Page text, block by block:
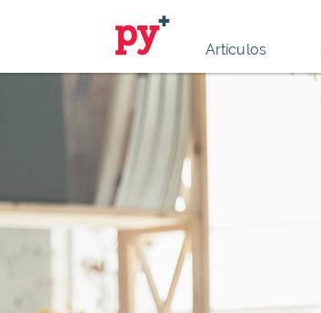
Artículos